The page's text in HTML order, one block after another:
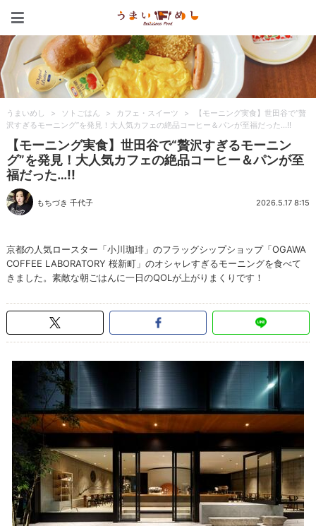
うまいめし > ソトごはん > カフェ・スイーツ >
【モーニング実食】世田谷で“贅
沢すぎるモーニング”を発見！大人気カフェの絶品コーヒー＆パンが至福だった…!!
【モーニング実食】世田谷で“贅沢すぎるモーニン
グ”を発見！大人気カフェの絶品コーヒー＆パンが至
福だった…!!
もちづき 千代子 2026.5.17 8:15
京都の人気ロースター「小川珈琲」のフラッグシップショップ「OGAWA
COFFEE LABORATORY 桜新町」のオシャレすぎるモーニングを食べて
きました。素敵な朝ごはんに一日のQOLが上がりまくりです！